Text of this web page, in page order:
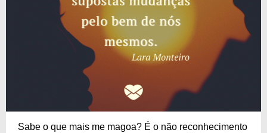
Sabe o que mais me magoa? É o não reconhecimento